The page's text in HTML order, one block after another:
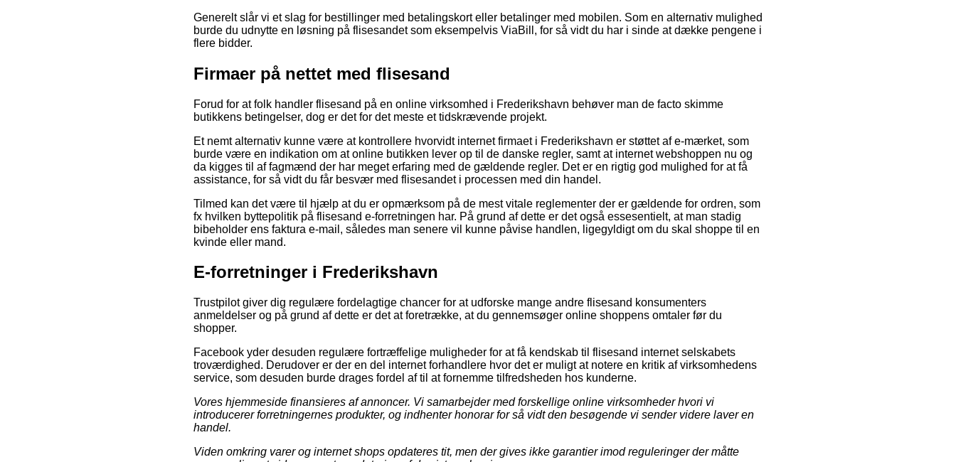
Generelt slår vi et slag for bestillinger med betalingskort eller betalinger med mobilen. Som en alternativ mulighed
burde du udnytte en løsning på flisesandet som eksempelvis ViaBill, for så vidt du har i sinde at dække pengene i
flere bidder.
Firmaer på nettet med flisesand
Forud for at folk handler flisesand på en online virksomhed i Frederikshavn behøver man de facto skimme
butikkens betingelser, dog er det for det meste et tidskrævende projekt.
Et nemt alternativ kunne være at kontrollere hvorvidt internet firmaet i Frederikshavn er støttet af e-mærket, som
burde være en indikation om at online butikken lever op til de danske regler, samt at internet webshoppen nu og
da kigges til af fagmænd der har meget erfaring med de gældende regler. Det er en rigtig god mulighed for at få
assistance, for så vidt du får besvær med flisesandet i processen med din handel.
Tilmed kan det være til hjælp at du er opmærksom på de mest vitale reglementer der er gældende for ordren, som
fx hvilken byttepolitik på flisesand e-forretningen har. På grund af dette er det også essesentielt, at man stadig
bibeholder ens faktura e-mail, således man senere vil kunne påvise handlen, ligegyldigt om du skal shoppe til en
kvinde eller mand.
E-forretninger i Frederikshavn
Trustpilot giver dig regulære fordelagtige chancer for at udforske mange andre flisesand konsumenters
anmeldelser og på grund af dette er det at foretrække, at du gennemsøger online shoppens omtaler før du
shopper.
Facebook yder desuden regulære fortræffelige muligheder for at få kendskab til flisesand internet selskabets
troværdighed. Derudover er der en del internet forhandlere hvor det er muligt at notere en kritik af virksomhedens
service, som desuden burde drages fordel af til at fornemme tilfredsheden hos kunderne.
Vores hjemmeside finansieres af annoncer. Vi samarbejder med forskellige online virksomheder hvori vi
introducerer forretningernes produkter, og indhenter honorar for så vidt den besøgende vi sender videre laver en
handel.
Viden omkring varer og internet shops opdateres tit, men der gives ikke garantier imod reguleringer der måtte